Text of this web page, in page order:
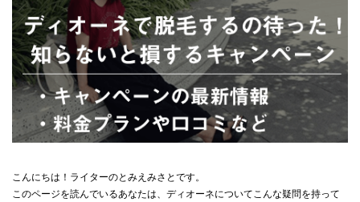
こんにちは！ライターのとみえみさとです。
このページを読んでいるあなたは、ディオーネについてこんな疑問を持って